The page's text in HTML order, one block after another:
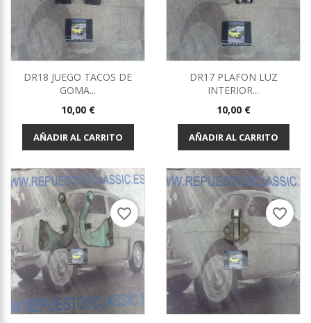
DR18 JUEGO TACOS DE
GOMA...
Precio
10,00 €
AÑADIR AL CARRITO
DR17 PLAFON LUZ
INTERIOR...
Precio
10,00 €
AÑADIR AL CARRITO
favorite_border favorite_border